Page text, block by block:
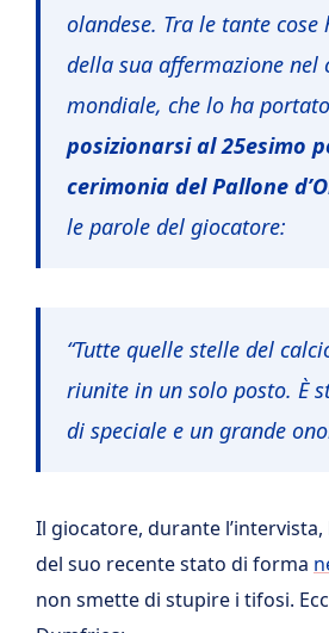
olandese. Tra le tante
della sua affermazione nel
mondiale, che lo ha
posizionarsi al 25esimo
cerimonia del Pallone
le parole del giocatore:
“Tutte quelle stelle del
riunite in un solo posto. È
di speciale e un grande
Il giocatore, durante
del suo recente stato di forma
non smette di stupire i tifosi.